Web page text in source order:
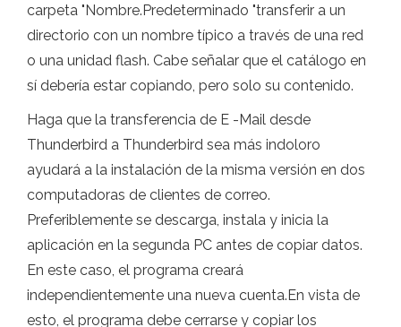
carpeta "Nombre.Predeterminado "transferir a un
directorio con un nombre típico a través de una red
o una unidad flash. Cabe señalar que el catálogo en
sí debería estar copiando, pero solo su contenido.
Haga que la transferencia de E -Mail desde
Thunderbird a Thunderbird sea más indoloro
ayudará a la instalación de la misma versión en dos
computadoras de clientes de correo.
Preferiblemente se descarga, instala y inicia la
aplicación en la segunda PC antes de copiar datos.
En este caso, el programa creará
independientemente una nueva cuenta.En vista de
esto, el programa debe cerrarse y copiar los